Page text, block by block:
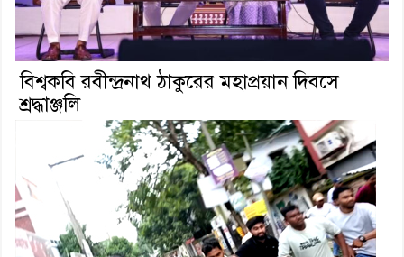
বিশ্বকবি রবীন্দ্রনাথ ঠাকুরের মহাপ্রয়ান দিবসে
শ্রদ্ধাঞ্জলি